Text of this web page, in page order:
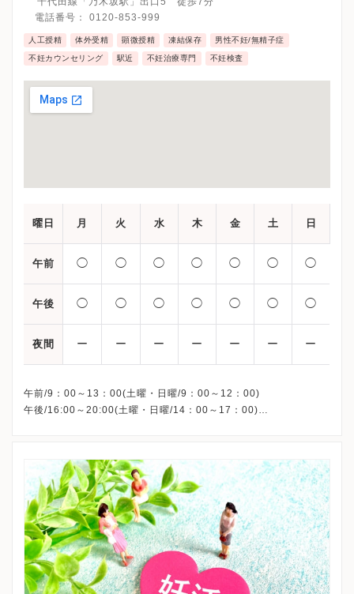
電話番号： 0120-853-999
人工授精 体外受精 顕微授精 凍結保存 男性不妊/無精子症
不妊カウンセリング 駅近 不妊治療専門 不妊検査
曜日 月 火 水 木 金 土 日
午前 ◯ ◯ ◯ ◯ ◯ ◯ ◯
午後 ◯ ◯ ◯ ◯ ◯ ◯ ◯
夜間 ー ー ー ー ー ー ー
午前/9：00～13：00(土曜・日曜/9：00～12：00)
午後/16:00～20:00(土曜・日曜/14：00～17：00)